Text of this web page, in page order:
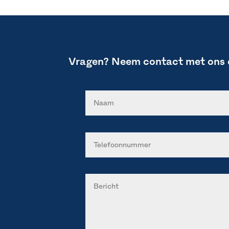
Vragen? Neem contact met ons